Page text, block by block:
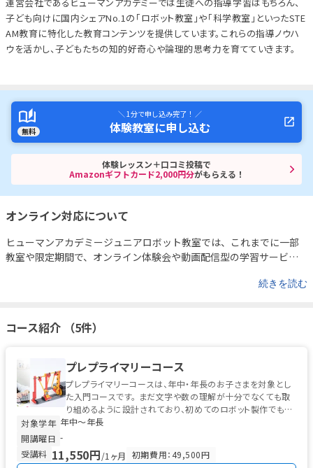
子ども向けに国内シェアNo.1の「ロボット教室」や「科学教室」といったSTE
AM教育に特化した教育コンテンツを提供しています。これらの指導ノウハ
ウを活かし、子どもたちの知的好奇心や論理的思考力を育てていきます。
無料
＼ 1分で申し込み完了！ ／
体験教室に申し込む
体験レッスン＋口コミ投稿で
Amazonギフトカード2,000円分がもらえる！
オンライン対応について
ヒューマンアカデミージュニアロボット教室では、これまでに一部
教室や限定期間で、オンライン体験会や動画配信型の学習サービス
トの製作解説動画や改造アイデアの紹介など、自宅でも学びを深め
tube.com/watch?v=UhY0Y57-gqU&feature=youtu.be
をご希望の方は事前に各教室または運営事務局までお問い合わせく
ださい。
続きを読む
コース紹介 （5件）
プレプライマリーコース
プレプライマリーコースは、年中・年長のお子さまを対象とし
た入門コースです。 まだ文字や数の理解が十分でなくても取
り組めるように設計されており、初めてのロボット製作でも無
理なく進められる工夫...
対象学年 年中〜年長
開講曜日 -
受講料 11,550円/1ヶ月 初期費用：49,500円